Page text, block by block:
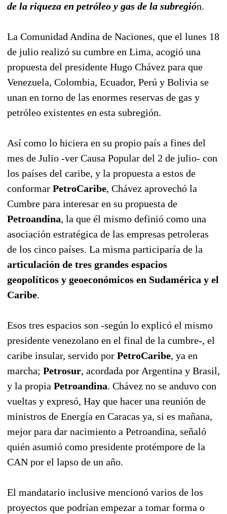
de la riqueza en petróleo y gas de la subregión.
La Comunidad Andina de Naciones, que el lunes 18
de julio realizó su cumbre en Lima, acogió una
propuesta del presidente Hugo Chávez para que
Venezuela, Colombia, Ecuador, Perú y Bolivia se
unan en torno de las enormes reservas de gas y
petróleo existentes en esta subregión.
Así como lo hiciera en su propio país a fines del
mes de Julio -ver Causa Popular del 2 de julio- con
los países del caribe, y la propuesta a estos de
conformar PetroCaribe, Chávez aprovechó la
Cumbre para interesar en su propuesta de
Petroandina, la que él mismo definió como una
asociación estratégica de las empresas petroleras
de los cinco países. La misma participaría de la
articulación de tres grandes espacios
geopolíticos y geoeconómicos en Sudamérica y el
Caribe.
Esos tres espacios son -según lo explicó el mismo
presidente venezolano en el final de la cumbre-, el
caribe insular, servido por PetroCaribe, ya en
marcha; Petrosur, acordada por Argentina y Brasil,
y la propia Petroandina. Chávez no se anduvo con
vueltas y expresó, Hay que hacer una reunión de
ministros de Energía en Caracas ya, si es mañana,
mejor para dar nacimiento a Petroandina, señaló
quién asumió como presidente protémpore de la
CAN por el lapso de un año.
El mandatario inclusive mencionó varios de los
proyectos que podrían empezar a tomar forma o